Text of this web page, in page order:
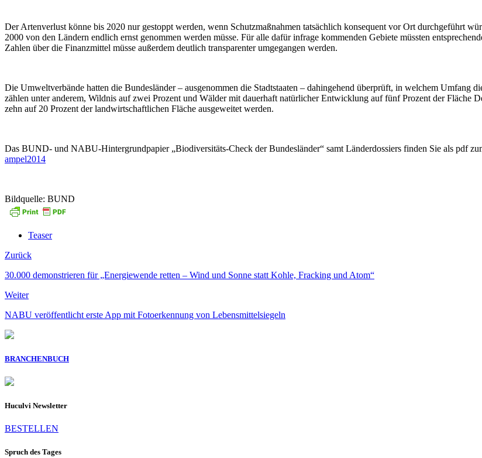
Der Artenverlust könne bis 2020 nur gestoppt werden, wenn Schutzmaßnahmen tatsächlich konsequent vor Ort durchgeführt
2000 von den Ländern endlich ernst genommen werden müsse. Für alle dafür infrage kommenden Gebiete müssten
Zahlen über die Finanzmittel müsse außerdem deutlich transparenter umgegangen werden.
Die Umweltverbände hatten die Bundesländer – ausgenommen die Stadtstaaten – dahingehend überprüft, in welchem Umfang
zählen unter anderem, Wildnis auf zwei Prozent und Wälder mit dauerhaft natürlicher Entwicklung auf fünf Prozent der Fläche
zehn auf 20 Prozent der landwirtschaftlichen Fläche ausgeweitet werden.
Das BUND- und NABU-Hintergrundpapier „Biodiversitäts-Check der Bundesländer“ samt Länderdossiers finden Sie als pdf
ampel2014
Bildquelle: BUND
Teaser
Zurück
30.000 demonstrieren für „Energiewende retten – Wind und Sonne statt Kohle, Fracking und Atom“
Weiter
NABU veröffentlicht erste App mit Fotoerkennung von Lebensmittelsiegeln
BRANCHENBUCH
Huculvi Newsletter
BESTELLEN
Spruch des Tages